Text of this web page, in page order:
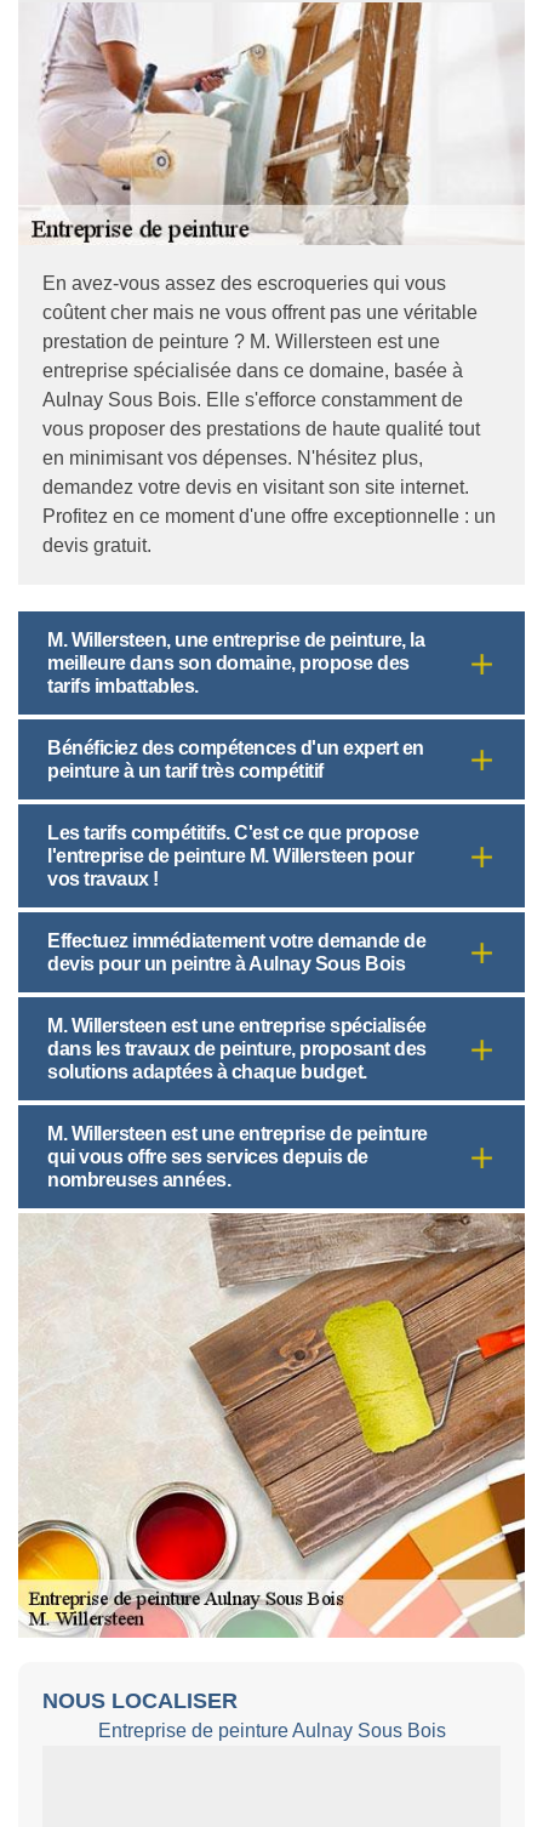
En avez-vous assez des escroqueries qui vous
coûtent cher mais ne vous offrent pas une véritable
prestation de peinture ? M. Willersteen est une
entreprise spécialisée dans ce domaine, basée à
Aulnay Sous Bois. Elle s'efforce constamment de
vous proposer des prestations de haute qualité tout
en minimisant vos dépenses. N'hésitez plus,
demandez votre devis en visitant son site internet.
Profitez en ce moment d'une offre exceptionnelle : un
devis gratuit.
M. Willersteen, une entreprise de peinture, la
meilleure dans son domaine, propose des
tarifs imbattables.
Bénéficiez des compétences d'un expert en
peinture à un tarif très compétitif
Les tarifs compétitifs. C'est ce que propose
l'entreprise de peinture M. Willersteen pour
vos travaux !
Effectuez immédiatement votre demande de
devis pour un peintre à Aulnay Sous Bois
M. Willersteen est une entreprise spécialisée
dans les travaux de peinture, proposant des
solutions adaptées à chaque budget.
M. Willersteen est une entreprise de peinture
qui vous offre ses services depuis de
nombreuses années.
NOUS LOCALISER
Entreprise de peinture Aulnay Sous Bois